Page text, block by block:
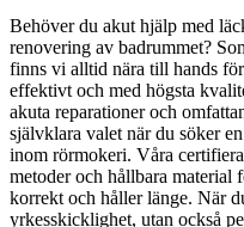
Behöver du akut hjälp med
renovering av badrummet?
finns vi alltid nära till hands
effektivt och med högsta
akuta reparationer och
självklara valet när du söker
inom rörmokeri. Våra
metoder och hållbara material
korrekt och håller länge. När
yrkesskicklighet, utan också